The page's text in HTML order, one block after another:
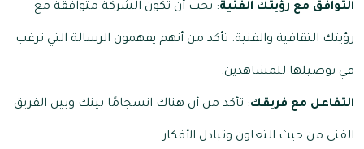
التوافق مع رؤيتك الفنية: يجب أن تكون الشركة متوافقة مع
رؤيتك الثقافية والفنية. تأكد من أنهم يفهمون الرسالة التي ترغب
في توصيلها للمشاهدين.
التفاعل مع فريقك: تأكد من أن هناك انسجامًا بينك وبين الفريق
الفني من حيث التعاون وتبادل الأفكار.